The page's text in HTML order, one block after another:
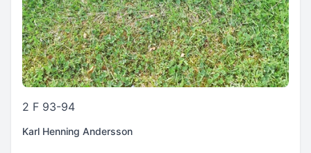
2 F 93-94
Karl Henning Andersson